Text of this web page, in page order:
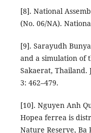
[8]. National
(No. 06/NA).
[9]. Sarayudh
and a simulation of
Sakaerat, Thailand.
3: 462–479.
[10]. Nguyen Anh
Hopea ferrea is
Nature Reserve, Ba